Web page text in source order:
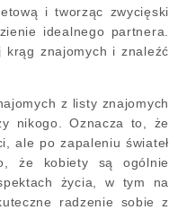
i tworząc zwycięski
idealnego partnera.
krąg znajomych i znaleźć
z listy znajomych
nikogo. Oznacza to, że
ale po zapaleniu świateł
że kobiety są ogólnie
życia, w tym na
radzenie sobie z